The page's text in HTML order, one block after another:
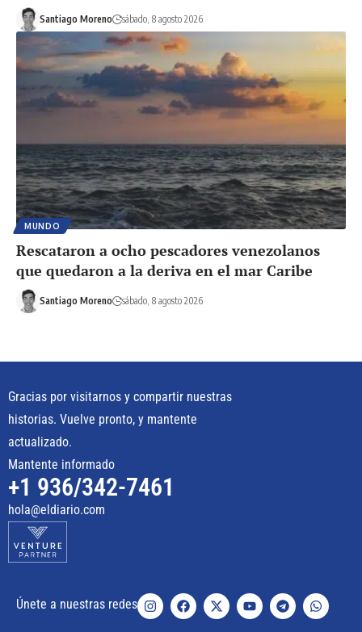
Santiago Moreno sábado, 8 agosto 2026
MUNDO
Rescataron a ocho pescadores venezolanos
que quedaron a la deriva en el mar Caribe
Santiago Moreno sábado, 8 agosto 2026
Gracias por visitarnos y compartir nuestras
historias. Vuelve pronto, y mantente
actualizado.
Mantente informado
+1 936/342-7461
hola@eldiario.com
Únete a nuestras redes